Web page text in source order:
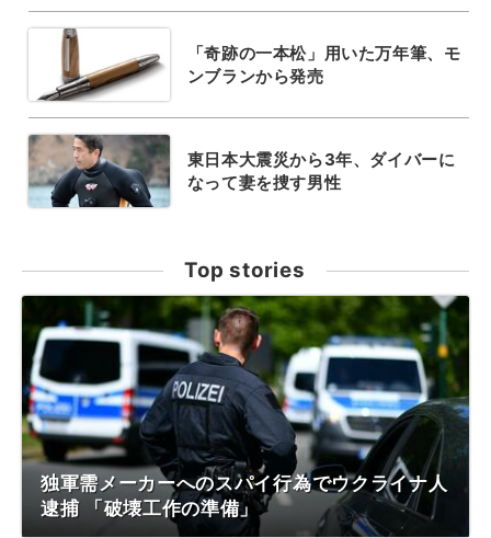
「奇跡の一本松」用いた万年筆、モ
ンブランから発売
東日本大震災から3年、ダイバーに
なって妻を捜す男性
Top stories
独軍需メーカーへのスパイ行為でウクライナ人
逮捕 「破壊工作の準備」